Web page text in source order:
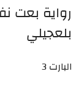
رواية بعت
بلعجيلي
البارت 3